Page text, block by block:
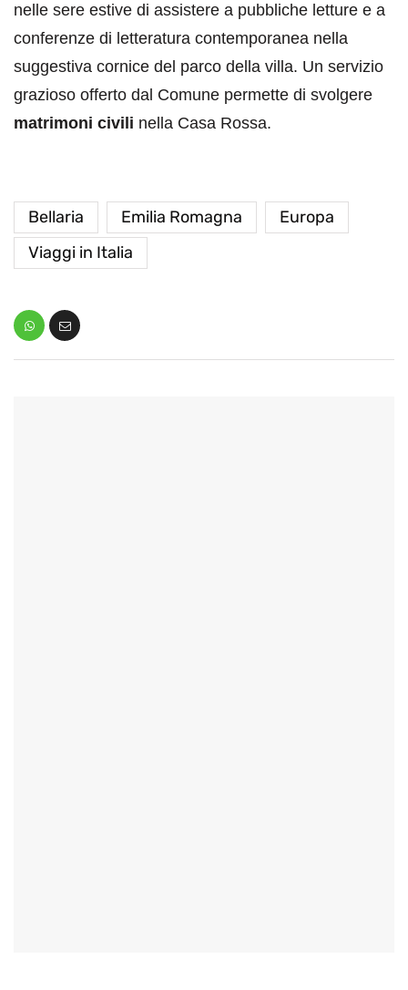
nelle sere estive di assistere a pubbliche letture e a
conferenze di letteratura contemporanea nella
suggestiva cornice del parco della villa. Un servizio
grazioso offerto dal Comune permette di svolgere
matrimoni civili nella Casa Rossa.
Bellaria Emilia Romagna
Europa
Viaggi in Italia